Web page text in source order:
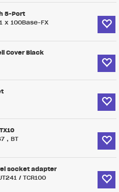
5-Port
x 100Base-FX
Cover Black
, BT
socket adapter
/ TCR100